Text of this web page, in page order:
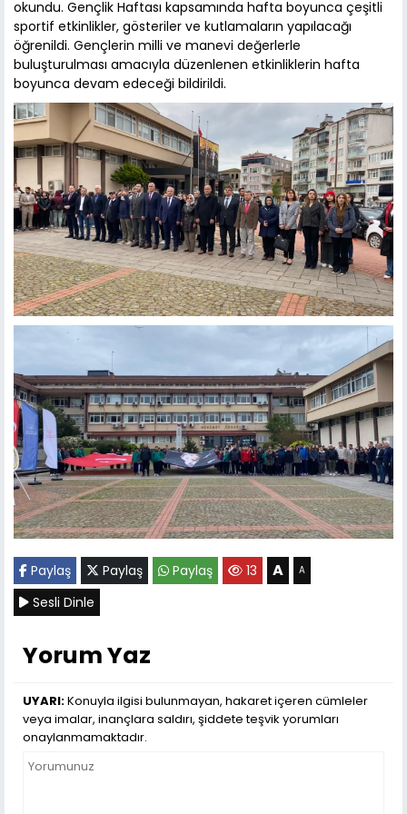
okundu. Gençlik Haftası kapsamında hafta boyunca çeşitli
sportif etkinlikler, gösteriler ve kutlamaların yapılacağı
öğrenildi. Gençlerin milli ve manevi değerlerle
buluşturulması amacıyla düzenlenen etkinliklerin hafta
boyunca devam edeceği bildirildi.
Paylaş Paylaş Paylaş 13 A A
Sesli Dinle
Yorum Yaz
UYARI:Konuyla ilgisi bulunmayan, hakaret içeren cümleler
veya imalar, inançlara saldırı, şiddete teşvik yorumları
onaylanmamaktadır.